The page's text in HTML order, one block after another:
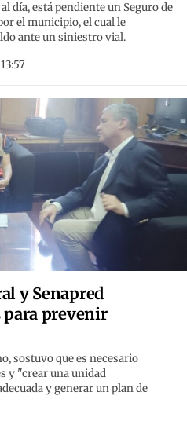
día, está pendiente un Seguro de
el municipio, el cual le
ante un siniestro vial.
y Senapred
prevenir
sostuvo que es necesario
y "crear una unidad
y generar un plan de